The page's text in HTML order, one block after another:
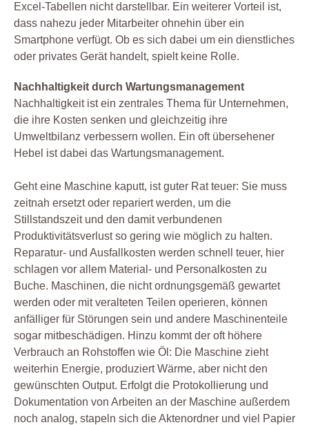
Excel-Tabellen nicht darstellbar. Ein weiterer Vorteil ist,
dass nahezu jeder Mitarbeiter ohnehin über ein
Smartphone verfügt. Ob es sich dabei um ein dienstliches
oder privates Gerät handelt, spielt keine Rolle.
Nachhaltigkeit durch Wartungsmanagement
Nachhaltigkeit ist ein zentrales Thema für Unternehmen,
die ihre Kosten senken und gleichzeitig ihre
Umweltbilanz verbessern wollen. Ein oft übersehener
Hebel ist dabei das Wartungsmanagement.
Geht eine Maschine kaputt, ist guter Rat teuer: Sie muss
zeitnah ersetzt oder repariert werden, um die
Stillstandszeit und den damit verbundenen
Produktivitätsverlust so gering wie möglich zu halten.
Reparatur- und Ausfallkosten werden schnell teuer, hier
schlagen vor allem Material- und Personalkosten zu
Buche. Maschinen, die nicht ordnungsgemäß gewartet
werden oder mit veralteten Teilen operieren, können
anfälliger für Störungen sein und andere Maschinenteile
sogar mitbeschädigen. Hinzu kommt der oft höhere
Verbrauch an Rohstoffen wie Öl: Die Maschine zieht
weiterhin Energie, produziert Wärme, aber nicht den
gewünschten Output. Erfolgt die Protokollierung und
Dokumentation von Arbeiten an der Maschine außerdem
noch analog, stapeln sich die Aktenordner und viel Papier